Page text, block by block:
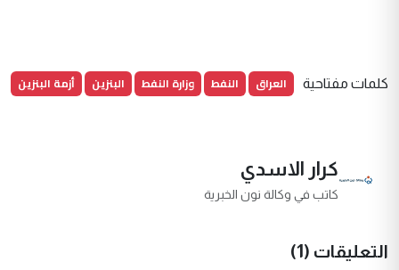
كلمات مفتاحية العراق النفط وزارة النفط البنزين أزمة البنزين
كرار الاسدي
كاتب في وكالة نون الخبرية
التعليقات (1)